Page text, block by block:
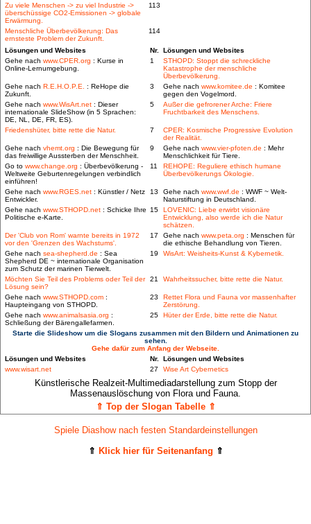
Zu viele Menschen -> zu viel Industrie ->
überschüssige CO2-Emissionen -> globale
Erwärmung.
113
Menschliche Überbevölkerung: Das
ernsteste Problem der Zukunft.
114
Lösungen und Websites Nr. Lösungen und Websites
Gehe nach www.CPER.org : Kurse in
Online-Lernumgebung.
1
STHOPD: Stoppt die schreckliche
Katastrophe der menschliche
Überbevölkerung.
Gehe nach R.E.H.O.P.E. : ReHope die
Zukunft.
3 Gehe nach www.komitee.de : Komitee
gegen den Vogelmord.
Gehe nach www.WisArt.net : Dieser
internationale SlideShow (in 5 Sprachen:
DE, NL, DE, FR, ES).
5
Außer die gefrorener Arche: Friere
Fruchtbarkeit des Menschens.
Friedenshüter, bitte rette die Natur. 7
CPER: Kosmische Progressive Evolution
der Realität.
Gehe nach vhemt.org : Die Bewegung für
das freiwillige Aussterben der Menschheit.
9 Gehe nach www.vier-pfoten.de : Mehr
Menschlichkeit für Tiere.
Go to www.change.org : Überbevölkerung -
Weltweite Geburtenregelungen verbindlich
einführen!
11
REHOPE: Reguliere ethisch humane
Überbevölkerungs Ökologie.
Gehe nach www.RGES.net : Künstler / Netz
Entwickler.
13 Gehe nach www.wwf.de : WWF ~ Welt-
Naturstiftung in Deutschland.
Gehe nach www.STHOPD.net : Schicke Ihre
Politische e-Karte.
15
LOVENIC: Liebe erwirbt visionäre
Entwicklung, also werde ich die Natur
schätzen.
Der 'Club von Rom' warnte bereits in 1972
vor den 'Grenzen des Wachstums'.
17 Gehe nach www.peta.org : Menschen für
die ethische Behandlung von Tieren.
Gehe nach sea-shepherd.de : Sea
Shepherd DE ~ internationale Organisation
zum Schutz der marinen Tierwelt.
19 WisArt: Weisheits-Kunst & Kybernetik.
Möchten Sie Teil des Problems oder Teil der
Lösung sein?
21 Wahrheitssucher, bitte rette die Natur.
Gehe nach www.STHOPD.com :
Haupteingang von STHOPD.
23
Rettet Flora und Fauna vor massenhafter
Zerstörung.
Gehe nach www.animalsasia.org :
Schließung der Bärengallefarmen.
25 Hüter der Erde, bitte rette die Natur.
Starte die Slideshow um die Slogans zusammen mit den Bildern und Animationen zu
sehen.
Gehe dafür zum Anfang der Webseite.
Lösungen und Websites
Nr. Lösungen und Websites
www.wisart.net
27 Wise Art Cybernetics
Künstlerische Realzeit-Multimediadarstellung zum Stopp der
Massenauslöschung von Flora und Fauna.
⇑ Top der Slogan Tabelle ⇑
Spiele Diashow nach festen Standardeinstellungen
⇑ Klick hier für Seitenanfang ⇑